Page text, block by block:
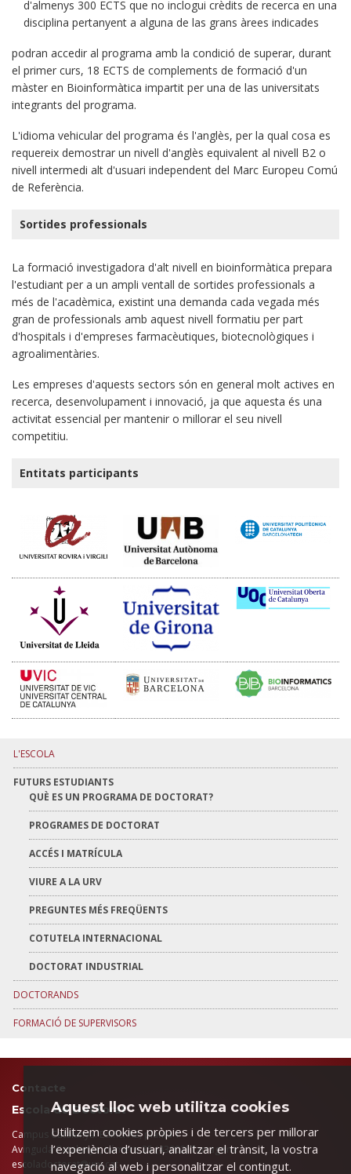
d'almenys 300 ECTS que no inclogui crèdits de recerca en una
disciplina pertanyent a alguna de las grans àrees indicades
podran accedir al programa amb la condició de superar, durant
el primer curs, 18 ECTS de complements de formació d'un
màster en Bioinformàtica impartit per una de las universitats
integrants del programa.
L'idioma vehicular del programa és l'anglès, per la qual cosa es
requereix demostrar un nivell d'anglès equivalent al nivell B2 o
nivell intermedi alt d'usuari independent del Marc Europeu Comú
de Referència.
Sortides professionals
La formació investigadora d'alt nivell en bioinformàtica prepara
l'estudiant per a un ampli ventall de sortides professionals a
més de l'acadèmica, existint una demanda cada vegada més
gran de professionals amb aquest nivell formatiu per part
d'hospitals i d'empreses farmacèutiques, biotecnològiques i
agroalimentàries.
Les empreses d'aquests sectors són en general molt actives en
recerca, desenvolupament i innovació, ja que aquesta és una
activitat essencial per mantenir o millorar el seu nivell
competitiu.
Entitats participants
L'ESCOLA
FUTURS ESTUDIANTS
QUÈ ES UN PROGRAMA DE DOCTORAT?
PROGRAMES DE DOCTORAT
ACCÉS I MATRÍCULA
VIURE A LA URV
PREGUNTES MÉS FREQÜENTS
COTUTELA INTERNACIONAL
DOCTORAT INDUSTRIAL
DOCTORANDS
FORMACIÓ DE SUPERVISORS
Contacte
Escola de Doctorat
Campus Catalunya. Edifici A2, planta 1
Avinguda Catalunya, número 35 (43002) Tarragona
​escoladoctorat@urv.cat
Aquest lloc web utilitza cookies
Utilitzem cookies pròpies i de tercers per millorar
l’experiència d’usuari, analitzar el trànsit, la vostra
navegació al web i personalitzar el contingut.